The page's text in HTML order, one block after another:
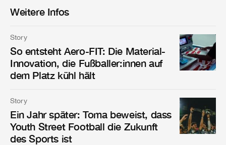
Weitere Infos
Story
So entsteht Aero-FIT: Die Material-
Innovation, die Fußballer:innen auf
dem Platz kühl hält
Story
Ein Jahr später: Toma beweist, dass
Youth Street Football die Zukunft
des Sports ist